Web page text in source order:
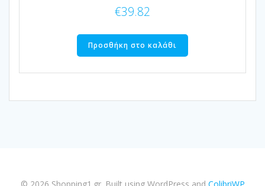
€39.82
Προσθήκη στο καλάθι